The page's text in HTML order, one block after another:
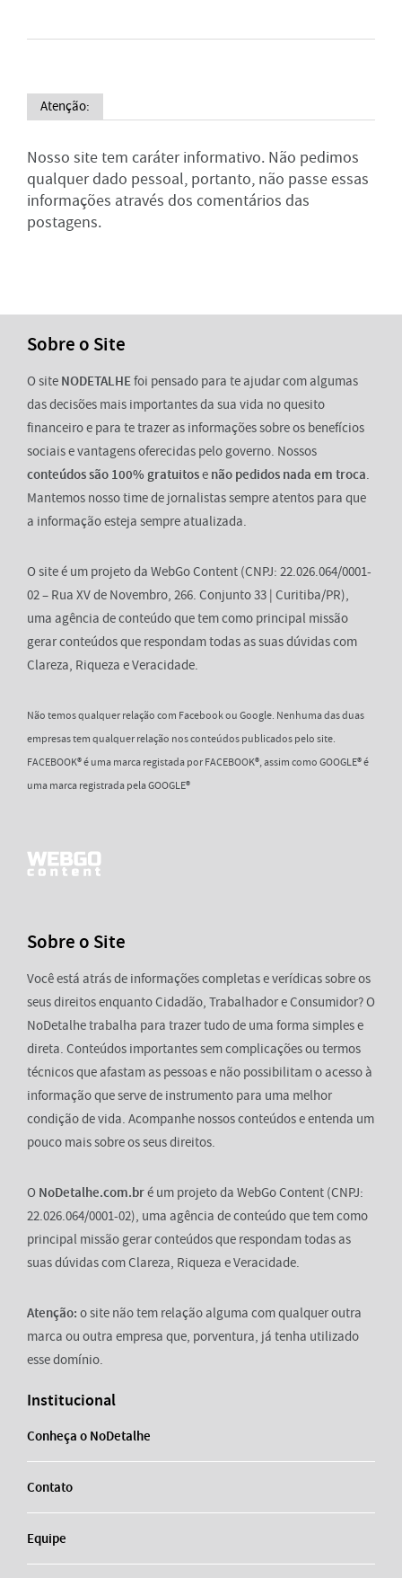
Atenção:
Nosso site tem caráter informativo. Não pedimos
qualquer dado pessoal, portanto, não passe essas
informações através dos comentários das
postagens.
Sobre o Site
O site NODETALHEfoi pensado para te ajudar com algumas
das decisões mais importantes da sua vida no quesito
financeiro e para te trazer as informações sobre os benefícios
sociais e vantagens oferecidas pelo governo. Nossos
conteúdos são 100% gratuitose não pedidos nada em troca.
Mantemos nosso time de jornalistas sempre atentos para que
a informação esteja sempre atualizada.
O site é um projeto da WebGo Content (CNPJ: 22.026.064/0001-
02 – Rua XV de Novembro, 266. Conjunto 33 | Curitiba/PR),
uma agência de conteúdo que tem como principal missão
gerar conteúdos que respondam todas as suas dúvidas com
Clareza, Riqueza e Veracidade.
Não temos qualquer relação com Facebook ou Google. Nenhuma das duas
empresas tem qualquer relação nos conteúdos publicados pelo site.
FACEBOOK® é uma marca registada por FACEBOOK®, assim como GOOGLE® é
uma marca registrada pela GOOGLE®
Sobre o Site
Você está atrás de informações completas e verídicas sobre os
seus direitos enquanto Cidadão, Trabalhador e Consumidor? O
NoDetalhe trabalha para trazer tudo de uma forma simples e
direta. Conteúdos importantes sem complicações ou termos
técnicos que afastam as pessoas e não possibilitam o acesso à
informação que serve de instrumento para uma melhor
condição de vida. Acompanhe nossos conteúdos e entenda um
pouco mais sobre os seus direitos.
O NoDetalhe.com.bré um projeto da WebGo Content (CNPJ:
22.026.064/0001-02), uma agência de conteúdo que tem como
principal missão gerar conteúdos que respondam todas as
suas dúvidas com Clareza, Riqueza e Veracidade.
Atenção: o site não tem relação alguma com qualquer outra
marca ou outra empresa que, porventura, já tenha utilizado
esse domínio.
Institucional
Conheça o NoDetalhe
Contato
Equipe